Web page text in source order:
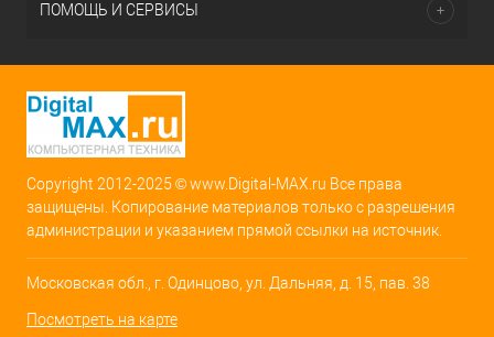
ПОМОЩЬ И СЕРВИСЫ
Copyright 2012-2025 © www.Digital-MAX.ru Все права
защищены. Копирование материалов только с разрешения
администрации и указанием прямой ссылки на источник.
Московская обл., г. Одинцово, ул. Дальняя, д. 15, пав. 38
Посмотреть на карте